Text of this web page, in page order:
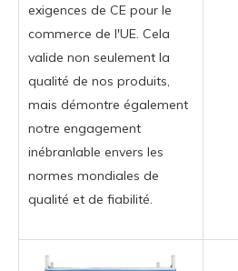
exigences de CE pour le
commerce de l'UE. Cela
valide non seulement la
qualité de nos produits,
mais démontre également
notre engagement
inébranlable envers les
normes mondiales de
qualité et de fiabilité.